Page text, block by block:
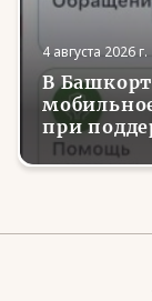
4 августа 2026 г.
В
при
СВО